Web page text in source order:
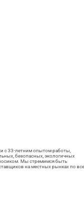
с 33-летним опытом работы,
безопасных, экологичных
Мы стремимся быть
на местных рынках по